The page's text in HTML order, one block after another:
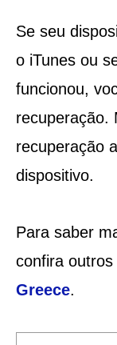
Se seu
o iTunes ou
funcionou,
recuperação.
recuperação
dispositivo.
Para saber
confira outros
Greece.